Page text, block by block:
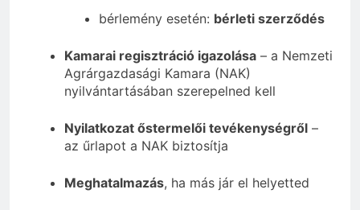
bérlemény esetén: bérleti szerződés
Kamarai regisztráció igazolása – a Nemzeti
Agrárgazdasági Kamara (NAK)
nyilvántartásában szerepelned kell
Nyilatkozat őstermelői tevékenységről –
az űrlapot a NAK biztosítja
Meghatalmazás, ha más jár el helyetted